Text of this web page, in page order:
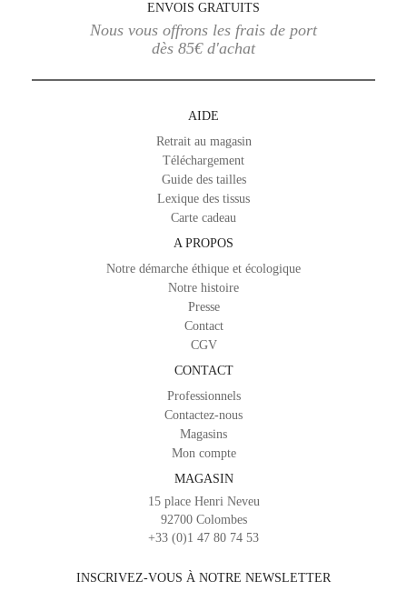
ENVOIS GRATUITS
Nous vous offrons les frais de port
dès 85€ d'achat
AIDE
Retrait au magasin
Téléchargement
Guide des tailles
Lexique des tissus
Carte cadeau
A PROPOS
Notre démarche éthique et écologique
Notre histoire
Presse
Contact
CGV
CONTACT
Professionnels
Contactez-nous
Magasins
Mon compte
MAGASIN
15 place Henri Neveu
92700 Colombes
+33 (0)1 47 80 74 53
INSCRIVEZ-VOUS À NOTRE NEWSLETTER